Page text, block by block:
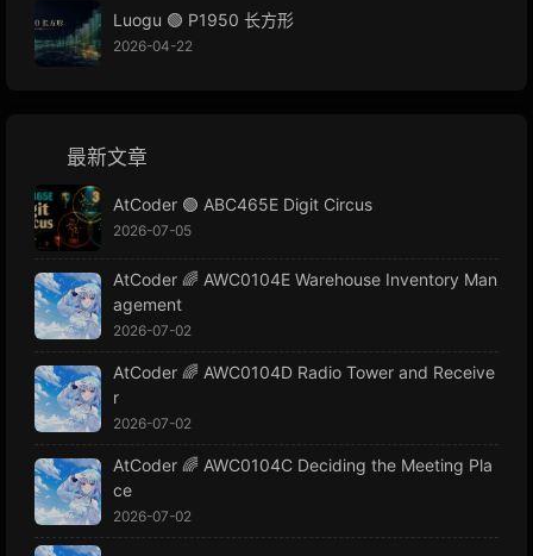
Luogu 🟢 P1950 长方形
2026-04-22
最新文章
AtCoder 🟢 ABC465E Digit Circus
2026-07-05
AtCoder 🌈 AWC0104E Warehouse Inventory Man
agement
2026-07-02
AtCoder 🌈 AWC0104D Radio Tower and Receive
r
2026-07-02
AtCoder 🌈 AWC0104C Deciding the Meeting Pla
ce
2026-07-02